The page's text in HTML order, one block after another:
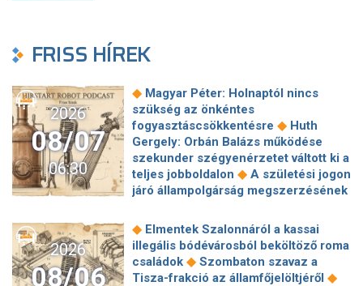
FRISS HÍREK
2026
08/07
06:30
◆ Magyar Péter: Holnaptól nincs
szükség az önkéntes
fogyasztáscsökkentésre ◆ Huth
Gergely: Orbán Balázs működése
szekunder szégyenérzetet váltott ki a
teljes jobboldalon ◆ A születési jogon
járó állampolgárság megszerzésének
Donald Trump
◆ „Kevésen múlt a
katasztrófa” – szintet léphetett az
orosz hibrid hadviselés
Ákos: Vagyonkezelés közérdekből: mi
2026
08/06
◆ Elmentek Szalonnáról a kassai
illegális bódévárosból beköltöző roma
családok ◆ Szombaton szavaz a
Tisza-frakció az államfőjelöltjéről ◆